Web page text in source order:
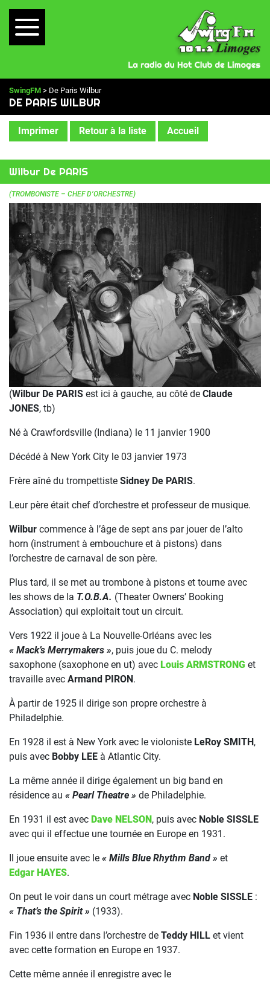
SwingFM > De Paris Wilbur
DE PARIS WILBUR
Imprimer Retour à la liste Accueil
Wilbur De PARIS
(TROMBONISTE – CHEF D’ORCHESTRE)
(Wilbur De PARIS est ici à gauche, au côté de Claude
JONES, tb)
Né à Crawfordsville (Indiana) le 11 janvier 1900
Décédé à New York City le 03 janvier 1973
Frère aîné du trompettiste Sidney De PARIS.
Leur père était chef d’orchestre et professeur de musique.
Wilbur commence à l’âge de sept ans par jouer de l’alto
horn (instrument à embouchure et à pistons) dans
l’orchestre de carnaval de son père.
Plus tard, il se met au trombone à pistons et tourne avec
les shows de la T.O.B.A. (Theater Owners’ Booking
Association) qui exploitait tout un circuit.
Vers 1922 il joue à La Nouvelle-Orléans avec les
« Mack’s Merrymakers », puis joue du C. melody
saxophone (saxophone en ut) avec Louis ARMSTRONG et
travaille avec Armand PIRON.
À partir de 1925 il dirige son propre orchestre à
Philadelphie.
En 1928 il est à New York avec le violoniste LeRoy SMITH,
puis avec Bobby LEE à Atlantic City.
La même année il dirige également un big band en
résidence au « Pearl Theatre » de Philadelphie.
En 1931 il est avec Dave NELSON, puis avec Noble SISSLE
avec qui il effectue une tournée en Europe en 1931.
Il joue ensuite avec le « Mills Blue Rhythm Band » et
Edgar HAYES.
On peut le voir dans un court métrage avec Noble SISSLE :
« That’s the Spirit » (1933).
Fin 1936 il entre dans l’orchestre de Teddy HILL et vient
avec cette formation en Europe en 1937.
Cette même année il enregistre avec le